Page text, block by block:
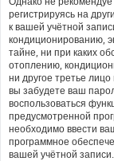
регистрируясь на
к вашей учётной
кондиционированию,
тайне, ни при каких
отоплению,
ни другое третье
вы забудете ваш
воспользоваться
предусмотренной
необходимо ввести
программное
вашей учётной записи.